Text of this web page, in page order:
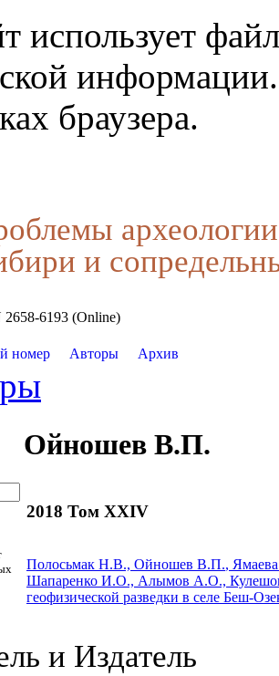
использует
браузера.
и
2658-6193 (Online)
номер Авторы Архив
Ойношев В.П.
2018 Том XXIV
Полосьмак Н.В., Ойношев В.П.,
Шапаренко И.О., Алымов А.О.,
геофизической разведки в селе Беш-
и Издатель